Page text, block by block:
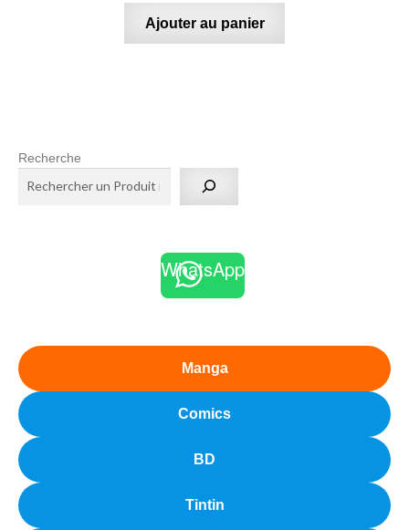
Ajouter au panier
Recherche
WhatsApp
Manga
Comics
BD
Tintin